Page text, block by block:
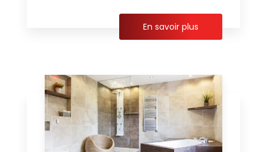
En savoir plus